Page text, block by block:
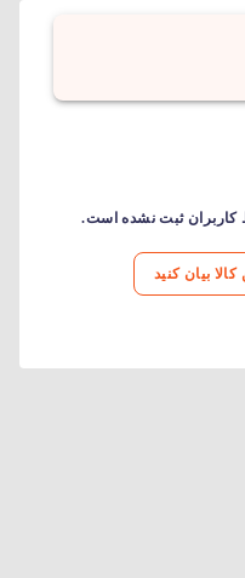
کاربران ثبت نشده است.
بیان کنید